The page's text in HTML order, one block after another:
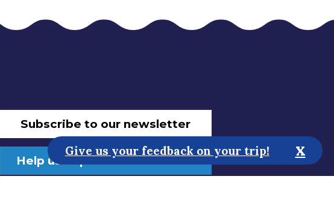
Subscribe to our newsletter
Help us improve the website!
Give us your feedback on your trip! x